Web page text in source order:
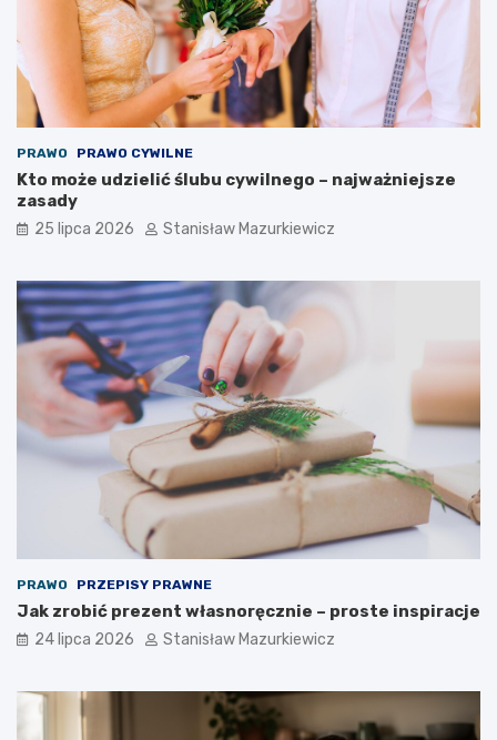
PRAWO PRAWO CYWILNE
Kto może udzielić ślubu cywilnego – najważniejsze
zasady
25 lipca 2026 Stanisław Mazurkiewicz
PRAWO PRZEPISY PRAWNE
Jak zrobić prezent własnoręcznie – proste inspiracje
24 lipca 2026 Stanisław Mazurkiewicz